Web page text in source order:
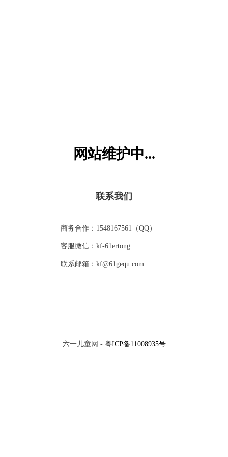
网站维护中...
联系我们
商务合作：1548167561（QQ）
客服微信：kf-61ertong
联系邮箱：kf@61gequ.com
六一儿童网 - 粤ICP备11008935号